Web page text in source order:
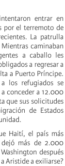
entrar en
por el terremoto de
La patrulla
caminaban
a caballo les
a regresar a
a Puerto Príncipe.
los refugiados se
conceder a 12.000
que sus solicitudes
de Estados
Haití, el país más
más de 2.000
después
Aristide a exiliarse?